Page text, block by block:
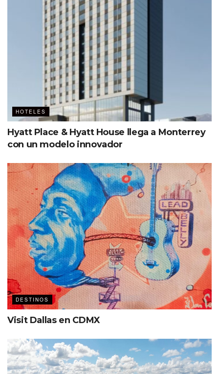
Un lugar con reconocimiento
Debido a su ubicación céntrica y su cercanía a hoteles,
comercios, restaurantes y servicios, este lugar recibió en
2019 un reconocimiento por ser uno de los lugares con
mejor proyección y por brindar facilidades a los wedding
planners, pues las alianzas que hay entre Terraza
Poliforum con toda clase de proveedores de eventos,
permite que las celebraciones transcurran sin
contratiempos y haya tranquilidad entre contratantes y
organizadores.
De acuerdo a Angélica Anguiano, coordinadora de
eventos que se realizan en Terraza Poliforum, el 60 por
ciento son bodas y 40 por ciento de celebraciones diversas.
Además, cada fin de semana recibe algún evento, por lo
HOTELES
Hyatt Place & Hyatt House llega a Monterrey
con un modelo innovador
DESTINOS
Visit Dallas en CDMX